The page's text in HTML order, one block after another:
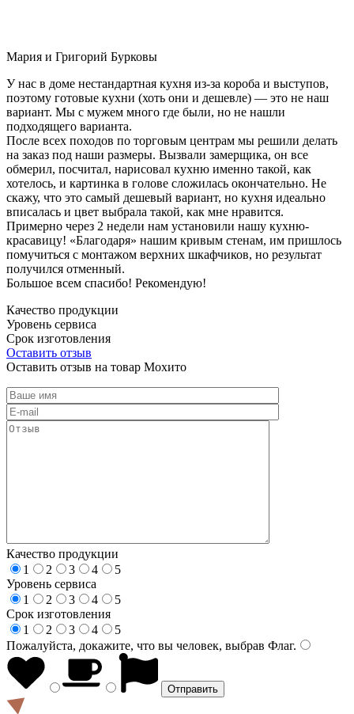
Мария и Григорий Бурковы
У нас в доме нестандартная кухня из-за короба и выступов,
поэтому готовые кухни (хоть они и дешевле) — это не наш
вариант. Мы с мужем много где были, но не нашли
подходящего варианта.
После всех походов по торговым центрам мы решили делать
на заказ под наши размеры. Вызвали замерщика, он все
обмерил, посчитал, нарисовал кухню именно такой, как
хотелось, и картинка в голове сложилась окончательно. Не
скажу, что это самый дешевый вариант, но кухня идеально
вписалась и цвет выбрала такой, как мне нравится.
Примерно через 2 недели нам установили нашу кухню-
красавицу! «Благодаря» нашим кривым стенам, им пришлось
помучиться с монтажом верхних шкафчиков, но результат
получился отменный.
Большое всем спасибо! Рекомендую!
Качество продукции
Уровень сервиса
Срок изготовления
Оставить отзыв
Оставить отзыв на товар Мохито
Качество продукции
1
2 3 4
5
Уровень сервиса
1
2 3 4
5
Срок изготовления
1
2 3 4
5
Пожалуйста, докажите, что вы человек, выбрав Флаг.